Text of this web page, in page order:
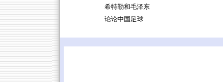
希特勒和毛泽东
论论中国足球